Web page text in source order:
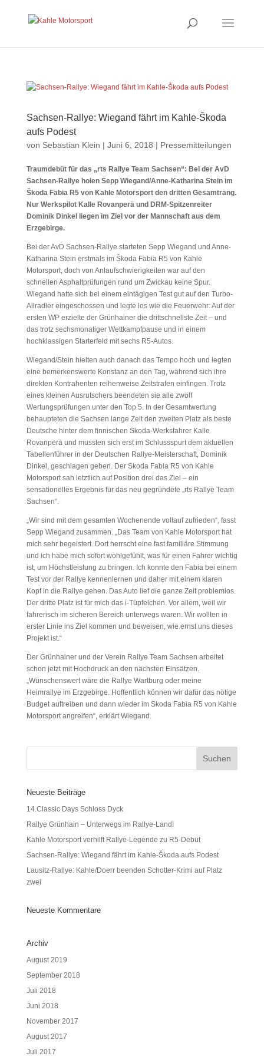
Sachsen-Rallye: Wiegand fährt im Kahle-Škoda
aufs Podest
von Sebastian Klein | Juni 6, 2018 | Pressemitteilungen
Traumdebüt für das „rts Rallye Team Sachsen“: Bei der AvD
Sachsen-Rallye holen Sepp Wiegand/Anne-Katharina Stein im
Škoda Fabia R5 von Kahle Motorsport den dritten Gesamtrang.
Nur Werkspilot Kalle Rovanperä und DRM-Spitzenreiter
Dominik Dinkel liegen im Ziel vor der Mannschaft aus dem
Erzgebirge.
Bei der AvD Sachsen-Rallye starteten Sepp Wiegand und Anne-
Katharina Stein erstmals im Škoda Fabia R5 von Kahle
Motorsport, doch von Anlaufschwierigkeiten war auf den
schnellen Asphaltprüfungen rund um Zwickau keine Spur.
Wiegand hatte sich bei einem eintägigen Test gut auf den Turbo-
Allradler eingeschossen und legte los wie die Feuerwehr: Auf der
ersten WP erzielte der Grünhainer die drittschnellste Zeit – und
das trotz sechsmonatiger Wettkampfpause und in einem
hochklassigen Starterfeld mit sechs R5-Autos.
Wiegand/Stein hielten auch danach das Tempo hoch und legten
eine bemerkenswerte Konstanz an den Tag, während sich ihre
direkten Kontrahenten reihenweise Zeitstrafen einfingen. Trotz
eines kleinen Ausrutschers beendeten sie alle zwölf
Wertungsprüfungen unter den Top 5. In der Gesamtwertung
behaupteten die Sachsen lange Zeit den zweiten Platz als beste
Deutsche hinter dem finnischen Skoda-Werksfahrer Kalle
Rovanperä und mussten sich erst im Schlussspurt dem aktuellen
Tabellenführer in der Deutschen Rallye-Meisterschaft, Dominik
Dinkel, geschlagen geben. Der Skoda Fabia R5 von Kahle
Motorsport sah letztlich auf Position drei das Ziel – ein
sensationelles Ergebnis für das neu gegründete „rts Rallye Team
Sachsen“.
„Wir sind mit dem gesamten Wochenende vollauf zufrieden“, fasst
Sepp Wiegand zusammen. „Das Team von Kahle Motorsport hat
mich sehr begeistert. Dort herrscht eine fast familiäre Stimmung
und ich habe mich sofort wohlgefühlt, was für einen Fahrer wichtig
ist, um Höchstleistung zu bringen. Ich konnte den Fabia bei einem
Test vor der Rallye kennenlernen und daher mit einem klaren
Kopf in die Rallye gehen. Das Auto lief die ganze Zeit problemlos.
Der dritte Platz ist für mich das i-Tüpfelchen. Vor allem, weil wir
fahrerisch im sicheren Bereich unterwegs waren. Wir wollten in
erster Linie ins Ziel kommen und beweisen, wie ernst uns dieses
Projekt ist.“
Der Grünhainer und der Verein Rallye Team Sachsen arbeitet
schon jetzt mit Hochdruck an den nächsten Einsätzen.
„Wünschenswert wäre die Rallye Wartburg oder meine
Heimrallye im Erzgebirge. Hoffentlich können wir dafür das nötige
Budget auftreiben und dann wieder im Skoda Fabia R5 von Kahle
Motorsport angreifen“, erklärt Wiegand.
Neueste Beiträge
14.Classic Days Schloss Dyck
Rallye Grünhain – Unterwegs im Rallye-Land!
Kahle Motorsport verhilft Rallye-Legende zu R5-Debüt
Sachsen-Rallye: Wiegand fährt im Kahle-Škoda aufs Podest
Lausitz-Rallye: Kahle/Doerr beenden Schotter-Krimi auf Platz
zwei
Neueste Kommentare
Archiv
August 2019
September 2018
Juli 2018
Juni 2018
November 2017
August 2017
Juli 2017